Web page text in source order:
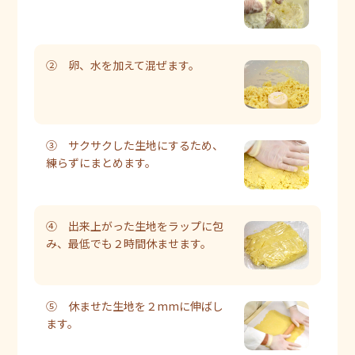
② 卵、水を加えて混ぜます。
③ サクサクした生地にするため、
練らずにまとめます。
④ 出来上がった生地をラップに包
み、最低でも２時間休ませます。
⑤ 休ませた生地を２mmに伸ばし
ます。